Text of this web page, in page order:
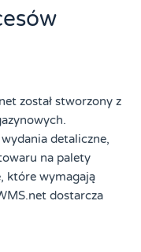
został stworzony z
detaliczne,
na palety
które wymagają
dostarcza